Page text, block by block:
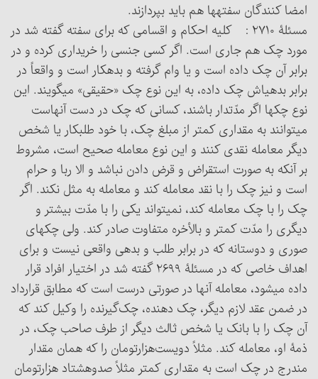
امضا کنندگان سفته‏ها هم باید بپردازند.
مسئلۀ ۲۷۱۰ : کلیه احکام و اقسامی که برای سفته گفته شد در
مورد چک هم جاری است. اگر کسی جنسی را خریداری کرده و در
برابر آن چک داده است و یا وام گرفته و بدهکار است و واقعاً در
برابر بدهی‏اش چک داده، به این نوع چک «حقیقی» می‏گویند. این
نوع چکها اگر مدّت‎دار باشند، کسانی که چک در دست آنهاست
می‏توانند به مقداری کمتر از مبلغ چک، با خود طلبکار یا شخص
دیگر معامله نقدی کنند و این نوع معامله صحیح است، مشروط
بر آنکه به صورت استقراض و قرض دادن نباشد و الا ربا و حرام
است و نیز چک را با نقد معامله کند و معامله به مثل نکند. اگر
چک را با چک معامله کند، نمی‏تواند یکی را با مدّت بیشتر و
دیگری را مدّت کمتر و بالأخره متفاوت صادر کند. ولی چکهای
صوری و دوستانه که در برابر طلب و بدهی واقعی نیست و برای
اهداف خاصی که در مسئلۀ ۲۶۹۹ گفته شد در اختیار افراد قرار
داده می‏شود، معامله آنها در صورتی درست است که مطابق قرارداد
در ضمن عقد لازم دیگر، چک دهنده، چک‌گیرنده را وکیل کند که
آن چک را با بانک یا شخص ثالث دیگر از طرف صاحب چک، در
ذمۀ او، معامله کند. مثلاً دویست‌هزارتومان را که همان مقدار
مندرج در چک است به مقداری کمتر مثلاً صدوهشتاد هزارتومان